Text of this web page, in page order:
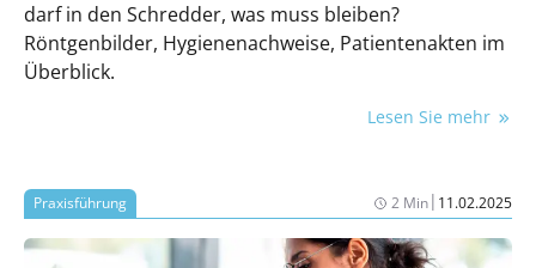
darf in den Schredder, was muss bleiben?
Röntgenbilder, Hygienenachweise, Patientenakten im
Überblick.
Lesen Sie mehr
Praxisführung 2 Min| 11.02.2025